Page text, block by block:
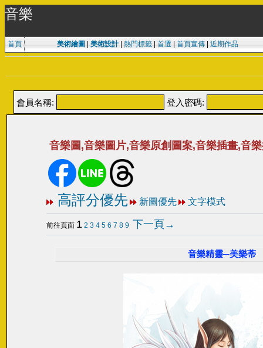
音樂
首頁 美術繪圖 美術設計| 熱門標籤| 首選 首頁宣傳| 近期作品
會員名稱: 登入密碼:
音樂圖,音樂圖片,音樂原創圖案,音樂插畫,音
高評分優先 新圖優先 文字模式
前往頁面 1 2 3 4 5 6 7 8 9 下一頁→
音樂精靈─美樂蒂